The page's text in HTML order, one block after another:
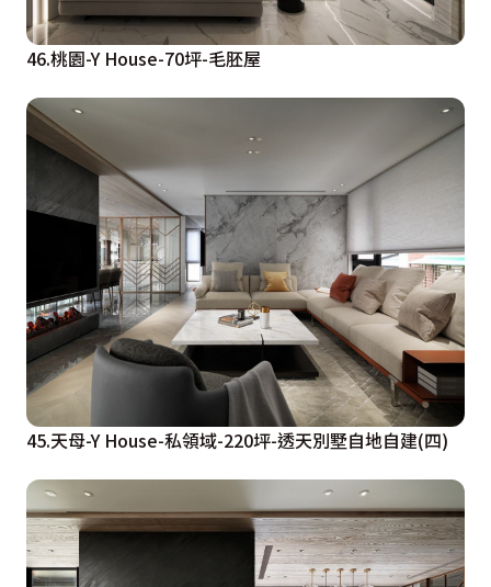
46.桃園-Y House-70坪-毛胚屋
45.天母-Y House-私領域-220坪-透天別墅自地自建(四)